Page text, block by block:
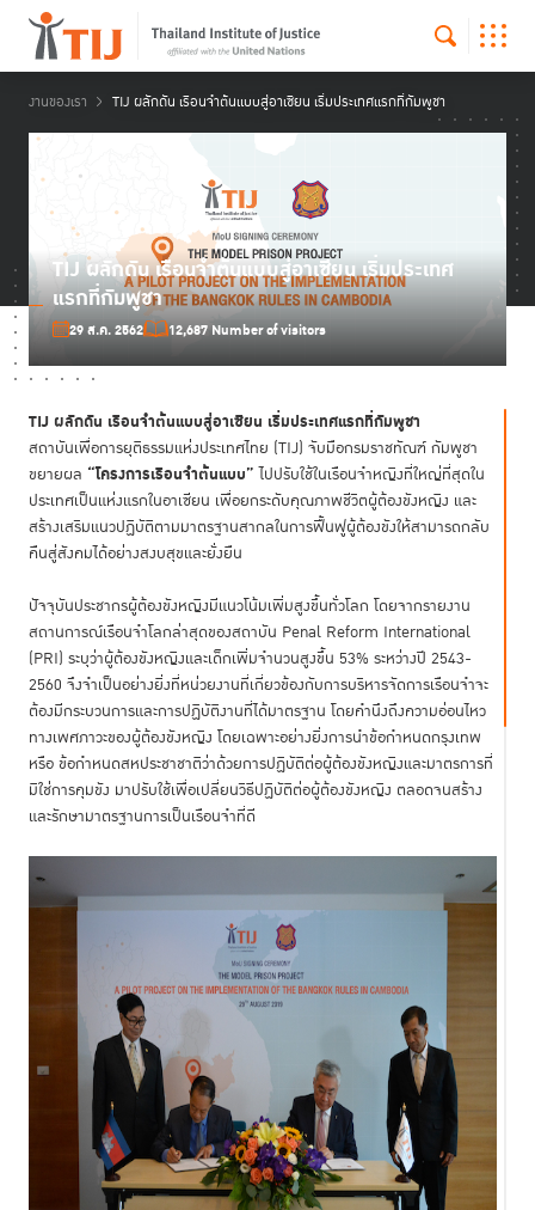
งานของเรา TIJ ผลักดัน เรือนจำต้นแบบสู่อาเซียน เริ่มประเทศแรกที่กัมพูชา
TIJ ผลักดัน เรือนจำต้นแบบสู่อาเซียน เริ่มประเทศ
แรกที่กัมพูชา
29 ส.ค. 2562 12,687 Number of visitors
TIJ ผลักดัน เรือนจำต้นแบบสู่อาเซียน เริ่มประเทศแรกที่กัมพูชา
สถาบันเพื่อการยุติธรรมแห่งประเทศไทย (TIJ) จับมือกรมราชทัณฑ์ กัมพูชา
ขยายผล “โครงการเรือนจำต้นแบบ” ไปปรับใช้ในเรือนจำหญิงที่ใหญ่ที่สุดใน
ประเทศเป็นแห่งแรกในอาเซียน เพื่อยกระดับคุณภาพชีวิตผู้ต้องขังหญิง และ
สร้างเสริมแนวปฏิบัติตามมาตรฐานสากลในการฟื้นฟูผู้ต้องขังให้สามารถกลับ
คืนสู่สังคมได้อย่างสงบสุขและยั่งยืน
ปัจจุบันประชากรผู้ต้องขังหญิงมีแนวโน้มเพิ่มสูงขึ้นทั่วโลก โดยจากรายงาน
สถานการณ์เรือนจำโลกล่าสุดของสถาบัน Penal Reform International
(PRI) ระบุว่าผู้ต้องขังหญิงและเด็กเพิ่มจำนวนสูงขึ้น 53% ระหว่างปี 2543-
2560 จึงจำเป็นอย่างยิ่งที่หน่วยงานที่เกี่ยวข้องกับการบริหารจัดการเรือนจำจะ
ต้องมีกระบวนการและการปฏิบัติงานที่ได้มาตรฐาน โดยคำนึงถึงความอ่อนไหว
ทางเพศภาวะของผู้ต้องขังหญิง โดยเฉพาะอย่างยิ่งการนำข้อกำหนดกรุงเทพ
หรือ ข้อกำหนดสหประชาชาติว่าด้วยการปฏิบัติต่อผู้ต้องขังหญิงและมาตรการที่
มิใช่การคุมขัง มาปรับใช้เพื่อเปลี่ยนวิธีปฏิบัติต่อผู้ต้องขังหญิง ตลอดจนสร้าง
และรักษามาตรฐานการเป็นเรือนจำที่ดี